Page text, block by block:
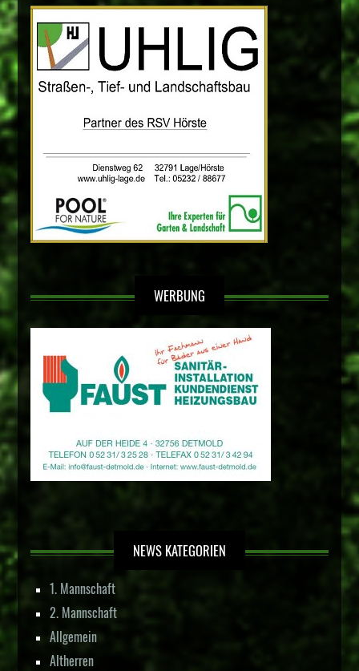
WERBUNG
NEWS KATEGORIEN
1. Mannschaft
2. Mannschaft
Allgemein
Altherren